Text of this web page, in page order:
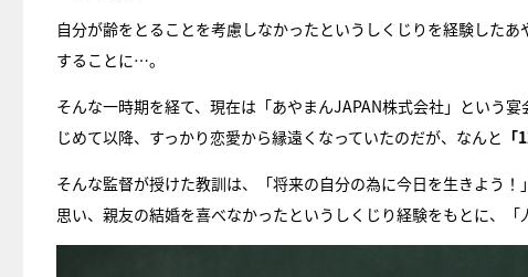
自分が齢をとることを考慮しなかったというしくじりを経験した
することに…。
そんな一時期を経て、現在は「あやまんJAPAN株式会社」という
じめて以降、すっかり恋愛から縁遠くなっていたのだが、なんと
そんな監督が授けた教訓は、「将来の自分の為に今日を生きよう
思い、親友の結婚を喜べなかったというしくじり経験をもとに、